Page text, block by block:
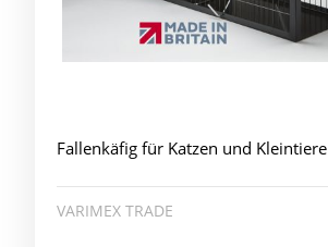
Fallenkäfig für Katzen und Kleintiere
VARIMEX TRADE